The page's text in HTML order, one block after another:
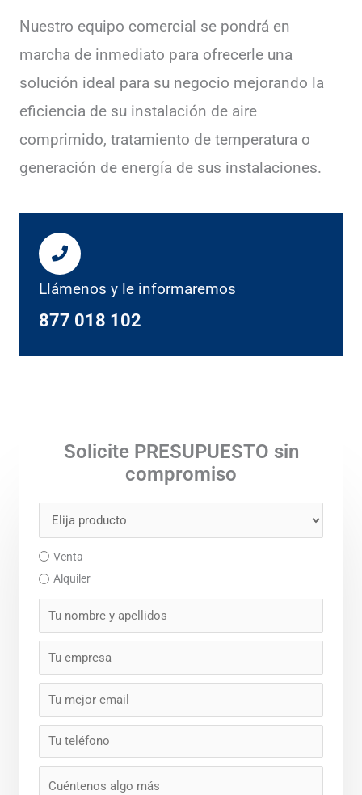
Nuestro equipo comercial se pondrá en
marcha de inmediato para ofrecerle una
solución ideal para su negocio mejorando la
eficiencia de su instalación de aire
comprimido, tratamiento de temperatura o
generación de energía de sus instalaciones.
Llámenos y le informaremos
877 018 102
Solicite PRESUPUESTO sin
compromiso
Venta
Alquiler